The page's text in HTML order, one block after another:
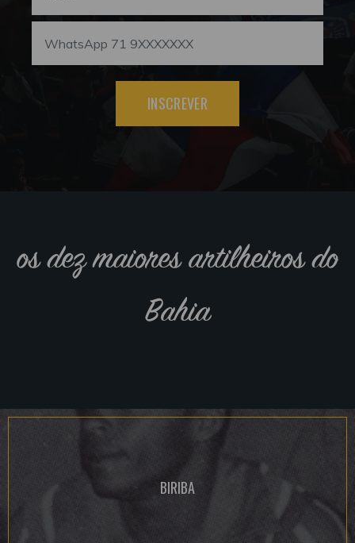
INSCREVER
os dez maiores artilheiros do
Bahia
BIRIBA